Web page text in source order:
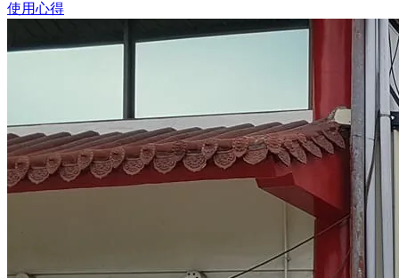
使用心得